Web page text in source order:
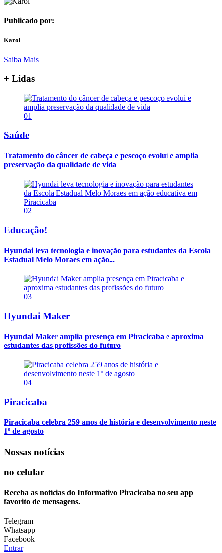
Publicado por:
Karol
Saiba Mais
+ Lidas
01
Saúde
Tratamento do câncer de cabeça e pescoço evolui e amplia
preservação da qualidade de vida
02
Educação!
Hyundai leva tecnologia e inovação para estudantes da Escola
Estadual Melo Moraes em ação...
03
Hyundai Maker
Hyundai Maker amplia presença em Piracicaba e aproxima
estudantes das profissões do futuro
04
Piracicaba
Piracicaba celebra 259 anos de história e desenvolvimento neste
1º de agosto
Nossas notícias
no celular
Receba as notícias do Informativo Piracicaba no seu app
favorito de mensagens.
Telegram
Whatsapp
Facebook
Entrar